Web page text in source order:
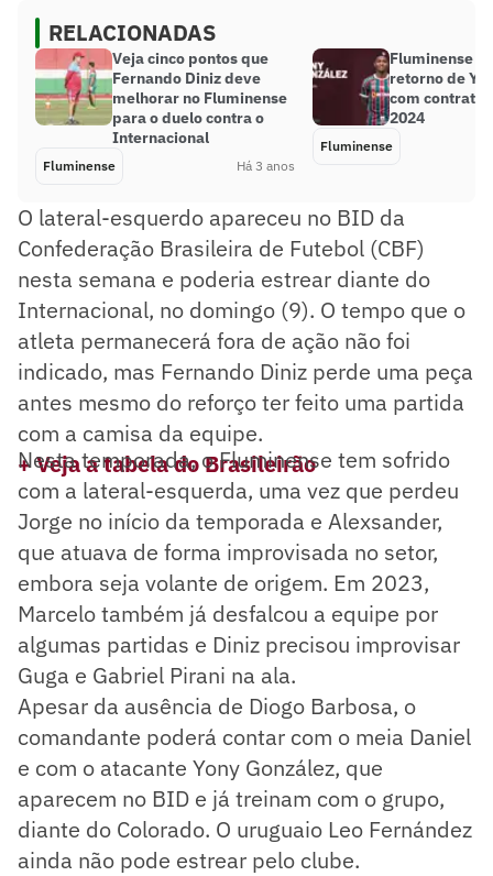
RELACIONADAS
Veja cinco pontos que
Fernando Diniz deve
melhorar no Fluminense
para o duelo contra o
Internacional
Fluminense Há 3 anos
Fluminense
retorno de
com contrato
2024
Fluminense
O lateral-esquerdo apareceu no BID da
Confederação Brasileira de Futebol (CBF)
nesta semana e poderia estrear diante do
Internacional, no domingo (9). O tempo que o
atleta permanecerá fora de ação não foi
indicado, mas Fernando Diniz perde uma peça
antes mesmo do reforço ter feito uma partida
com a camisa da equipe.
+ Veja a tabela do Brasileirão
Nesta temporada, o Fluminense tem sofrido
com a lateral-esquerda, uma vez que perdeu
Jorge no início da temporada e Alexsander,
que atuava de forma improvisada no setor,
embora seja volante de origem. Em 2023,
Marcelo também já desfalcou a equipe por
algumas partidas e Diniz precisou improvisar
Guga e Gabriel Pirani na ala.
Apesar da ausência de Diogo Barbosa, o
comandante poderá contar com o meia Daniel
e com o atacante Yony González, que
aparecem no BID e já treinam com o grupo,
diante do Colorado. O uruguaio Leo Fernández
ainda não pode estrear pelo clube.